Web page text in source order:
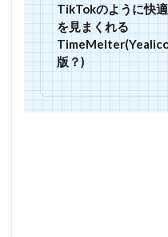
TikTokのように快
を見まくれる
版？)